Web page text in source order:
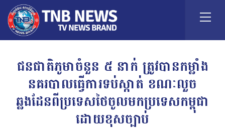
ជនជាតិភូមាចំនួន ៥ នាក់ ត្រូវបានកម្លាំង
នគរបាលធ្វើការទប់ស្កាត់ ខណៈលួច
ឆ្លងដែនពីប្រទេសថៃចូលមកប្រទេសកម្ពុជា
ដោយខុសច្បាប់